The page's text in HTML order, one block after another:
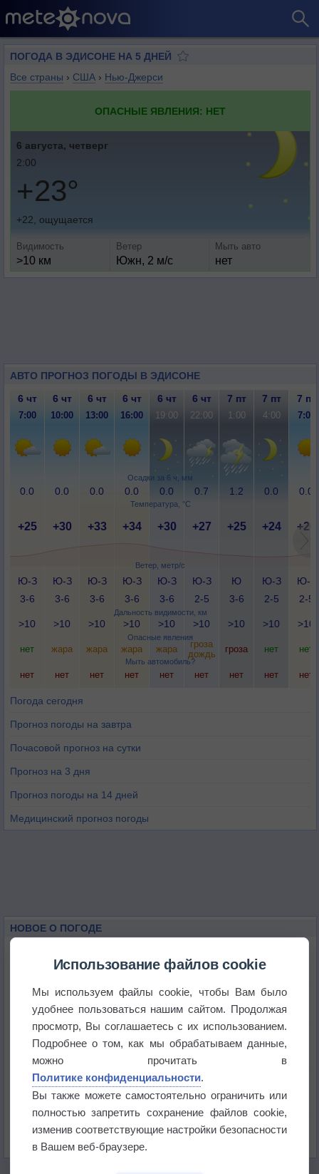
ПОГОДА В ЭДИСОНЕ НА 5 ДНЕЙ
Все страны › США › Нью-Джерси
ОПАСНЫЕ ЯВЛЕНИЯ: НЕТ
6 августа, четверг
2:00
+23°
+22, ощущается
Видимость
>10 км
Ветер
Южн, 2 м/с
Мыть авто
нет
АВТО ПРОГНОЗ ПОГОДЫ В ЭДИСОНЕ
Осадки за 6 ч, мм
Температура, °C
Ветер, метр/с
Дальность видимости, км
Опасные явления
Мыть автомобиль?
6 чт 6 чт 6 чт 6 чт 6 чт 6 чт 7 пт 7 пт 7 пт
7:00 10:00 13:00 16:00 19:00 22:00 1:00 4:00 7:00
0.0 0.0 0.0 0.0 0.0 0.7 1.2 0.0 0.0
+25 +30 +33 +34 +30 +27 +25 +24 +26
Ю-З
3-6
Ю-З
3-6
Ю-З
3-6
Ю-З
3-6
Ю-З
3-6
Ю-З
2-5
Ю
3-6
Ю-З
2-5
Ю-З
2-5
>10 >10 >10 >10 >10 >10 >10 >10 >10
нет жара жара жара жара
гроза
дождь
гроза нет нет
нет нет нет нет нет нет нет нет нет
Погода сегодня
Прогноз погоды на завтра
Почасовой прогноз на сутки
Прогноз на 3 дня
Прогноз погоды на 14 дней
Медицинский прогноз погоды
НОВОЕ О ПОГОДЕ
Погода в Краснодаре 6 августа
Погода в Санкт-Петербурге 6 августа
Погода в Москве 6 августа
историю
Использование файлов cookie
Мы используем файлы cookie, чтобы Вам было
удобнее пользоваться нашим сайтом. Продолжая
просмотр, Вы соглашаетесь с их использованием.
Подробнее о том, как мы обрабатываем данные,
можно прочитать в
Политике конфиденциальности.
Вы также можете самостоятельно ограничить или
полностью запретить сохранение файлов cookie,
изменив соответствующие настройки безопасности
в Вашем веб-браузере.